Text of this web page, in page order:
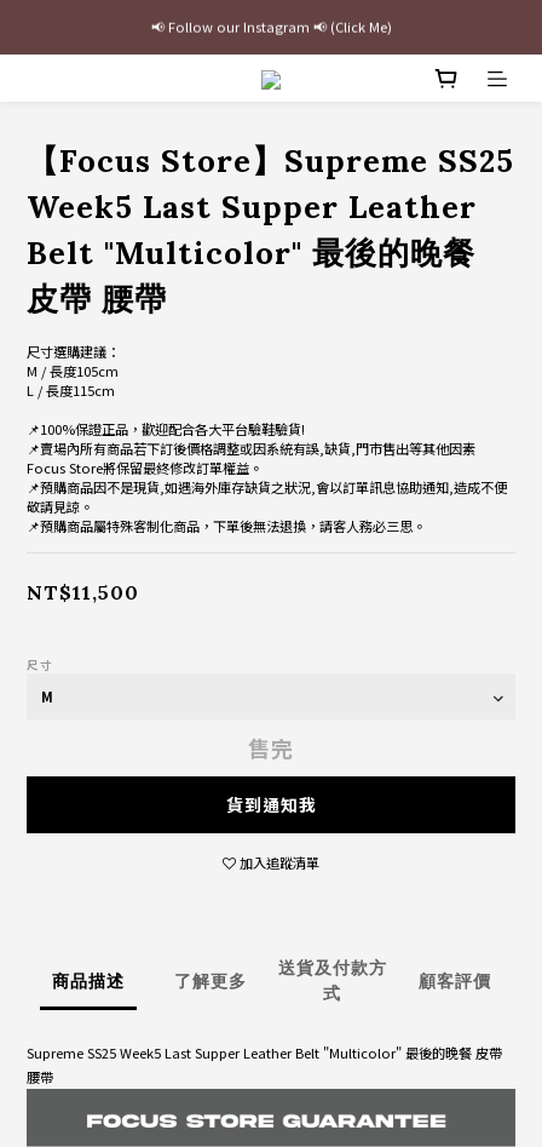
最新三方聯名倒鉤，火熱預購接單中🔥
加入官網會員即贈$100購物金
【Focus Store】Supreme SS25
Week5 Last Supper Leather
Belt "Multicolor" 最後的晚餐
皮帶 腰帶
尺寸選購建議：
M / 長度105cm
L / 長度115cm
📌100%保證正品，歡迎配合各大平台驗鞋驗貨!
📌賣場內所有商品若下訂後價格調整或因系統有誤,缺貨,門市售出等其他因素
Focus Store將保留最終修改訂單權益。
📌預購商品因不是現貨,如遇海外庫存缺貨之狀況,會以訂單訊息協助通知,造成不便
敬請見諒。
📌預購商品屬特殊客制化商品，下單後無法退換，請客人務必三思。
NT$11,500
尺寸
售完
貨到通知我
加入追蹤清單
商品描述 了解更多
送貨及付款方
式
顧客評價
Supreme SS25 Week5 Last Supper Leather Belt "Multicolor" 最後的晚餐 皮帶
腰帶